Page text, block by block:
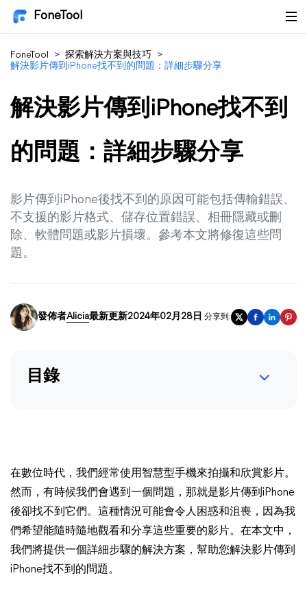
FoneTool
FoneTool > 探索解決方案與技巧
>
解決影片傳到iPhone找不到的問題：詳細步驟分享
解決影片傳到iPhone找不到
的問題：詳細步驟分享
影片傳到iPhone後找不到的原因可能包括傳輸錯誤、
不支援的影片格式、儲存位置錯誤、相冊隱藏或刪
除、軟體問題或影片損壞。參考本文將修復這些問
題。
發佈者Alicia最新更新2024年02月28日 分享到:
目錄
在數位時代，我們經常使用智慧型手機來拍攝和欣賞影片。
然而，有時候我們會遇到一個問題，那就是影片傳到iPhone
後卻找不到它們。這種情況可能會令人困惑和沮喪，因為我
們希望能隨時隨地觀看和分享這些重要的影片。在本文中，
我們將提供一個詳細步驟的解決方案，幫助您解決影片傳到
iPhone找不到的問題。